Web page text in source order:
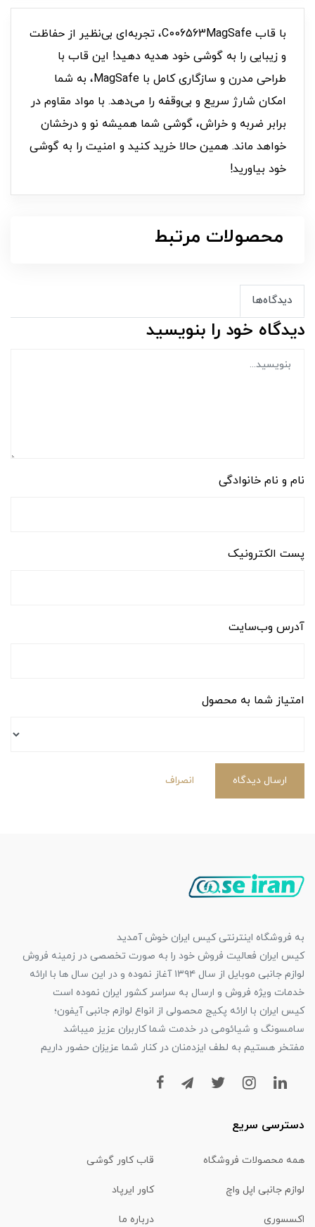
با قاب C006563MagSafe، تجربه‌ای بی‌نظیر از حفاظت
و زیبایی را به گوشی خود هدیه دهید! این قاب با
طراحی مدرن و سازگاری کامل با MagSafe، به شما
امکان شارژ سریع و بی‌وقفه را می‌دهد. با مواد مقاوم در
برابر ضربه و خراش، گوشی شما همیشه نو و درخشان
خواهد ماند. همین حالا خرید کنید و امنیت را به گوشی
خود بیاورید!
محصولات مرتبط
دیدگاه‌ها
دیدگاه خود را بنویسید
نام و نام خانوادگی
پست الکترونیک
آدرس وب‌سایت
امتیاز شما به محصول
ارسال دیدگاه انصراف
به فروشگاه اینترنتی کیس ایران خوش آمدید
کیس ایران فعالیت فروش خود را به صورت تخصصی در زمینه فروش
لوازم جانبی موبایل از سال ۱۳۹۴ آغاز نموده و در این سال ها با ارائه
خدمات ویژه فروش و ارسال به سراسر کشور ایران نموده است
کیس ایران با ارائه پکیج محصولی از انواع لوازم جانبی آیفون؛
سامسونگ و شیائومی در خدمت شما کاربران عزیز میباشد
مفتخر هستیم به لطف ایزدمنان در کنار شما عزیزان حضور داریم
دسترسی سریع
همه محصولات فروشگاه قاب کاور گوشی
لوازم جانبی اپل واچ کاور ایرپاد
اکسسوری درباره ما